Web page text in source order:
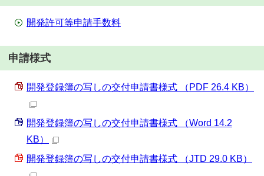
開発許可等申請手数料
申請様式
開発登録簿の写しの交付申請書様式 （PDF 26.4 KB）
開発登録簿の写しの交付申請書様式 （Word 14.2
KB）
開発登録簿の写しの交付申請書様式 （JTD 29.0 KB）